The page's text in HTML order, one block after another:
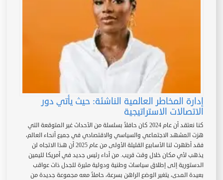
إدارة المخاطر العالمية الناشئة: حيث يأتي دور
الاتصالات الاستراتيجية
كنا نعتقد أن عام 2024 كان حافلاً بسلسلة من الأحداث غير المتوقعة التي
هزت المشهد الاجتماعي والسياسي والاقتصادي في جميع أنحاء العالم،
فقد أظهرت لنا الأسابيع القليلة الأولى من عام 2025 أن هذا الاتجاه لن
يذهب لأي مكان خلال وقت قريب. من أداء رئيس جديد في أمريكا لليمين
الدستورية إلى إطلاق سياسات وطنية ودولية مثيرة للجدل ذات عواقب
بعيدة المدى، يتغير الوضع الراهن بسرعة، حاملاً معه مجموعة جديدة من